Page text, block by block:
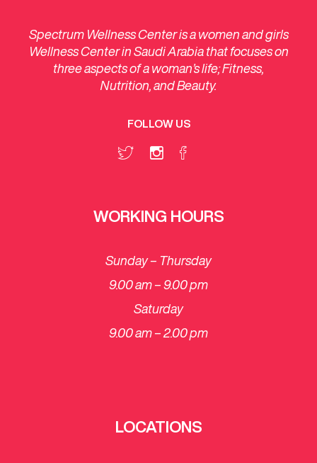
Spectrum Wellness Center is a women and girls
Wellness Center in Saudi Arabia that focuses on
three aspects of a woman’s life; Fitness,
Nutrition, and Beauty.
FOLLOW US
WORKING HOURS
Sunday – Thursday
9.00 am – 9.00 pm
Saturday
​9.00 am – 2.00 pm
LOCATIONS